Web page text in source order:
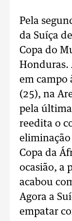
Pela
da Suíça
Copa do
Honduras.
em campo
(25), na
pela
reedita o
Copa da
ocasião, a
acabou
Agora a
empatar